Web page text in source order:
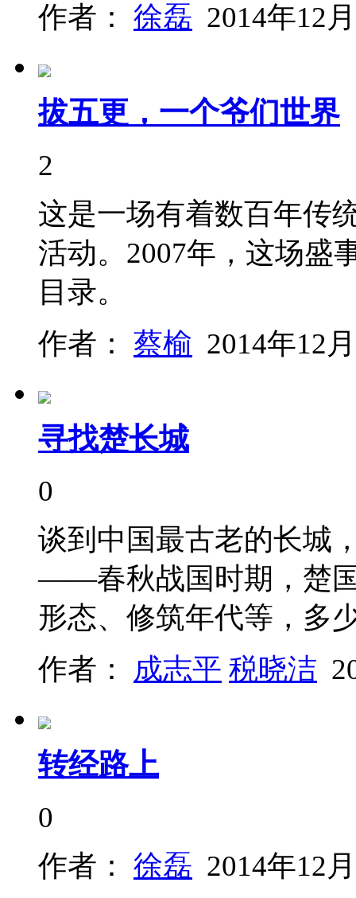
作者： 徐磊 2014年12
拔五更，一个爷们世界
2
这是一场有着数百年传
活动。2007年，这场盛
目录。
作者： 蔡榆 2014年12
寻找楚长城
0
谈到中国最古老的长城
——春秋战国时期，楚
形态、修筑年代等，
作者： 成志平 税晓洁
转经路上
0
作者： 徐磊 2014年12